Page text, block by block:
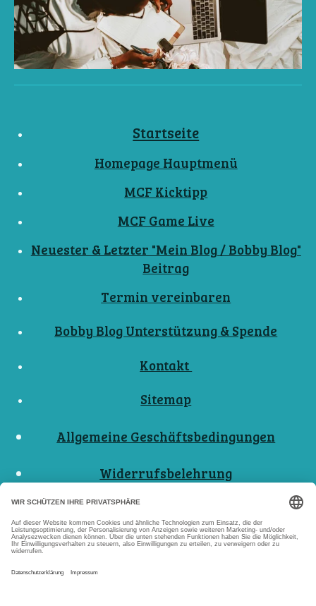
Startseite
Homepage Hauptmenü
MCF Kicktipp
MCF Game Live
Neuester & Letzter "Mein Blog / Bobby Blog"
Beitrag
Termin vereinbaren
Bobby Blog Unterstützung & Spende
Kontakt
Sitemap
Allgemeine Geschäftsbedingungen
Widerrufsbelehrung
Nutzungsbedingungen
Datenschutzerklärungen